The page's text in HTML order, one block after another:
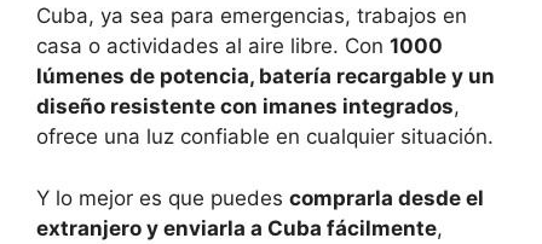
Cuba, ya sea para emergencias, trabajos en
casa o actividades al aire libre. Con 1000
lúmenes de potencia, batería recargable y un
diseño resistente con imanes integrados,
ofrece una luz confiable en cualquier situación.
Y lo mejor es que puedes comprarla desde el
extranjero y enviarla a Cuba fácilmente,